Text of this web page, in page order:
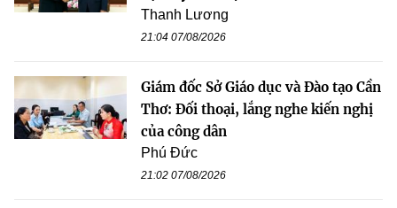
Thanh Lương
21:04 07/08/2026
Giám đốc Sở Giáo dục và Đào tạo Cần
Thơ: Đối thoại, lắng nghe kiến nghị
của công dân
Phú Đức
21:02 07/08/2026